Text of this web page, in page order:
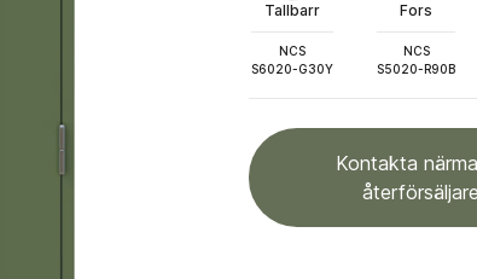
Tallbarr
NCS
S6020-G30Y
Fors
NCS
S5020-R90B
Kontakta
återförsäljare